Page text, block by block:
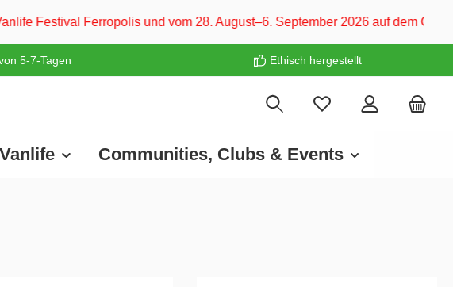
und vom 28. August–6. September 2026 auf dem CARAVAN SALON
5-7-Tagen Ethisch hergestellt
Vanlife Communities, Clubs & Events